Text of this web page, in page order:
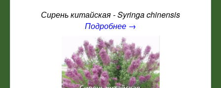
Сирень китайская - Syringa chinensis
Подробнее →